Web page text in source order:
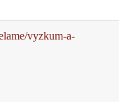
vyzkum-a-